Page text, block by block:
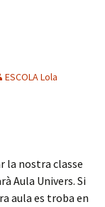
ESCOLA Lola
la nostra classe
Aula Univers. Si
aula es troba en